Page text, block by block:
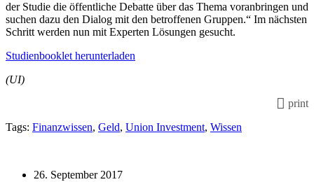
der Studie die öffentliche Debatte über das Thema voranbringen und
suchen dazu den Dialog mit den betroffenen Gruppen.“ Im nächsten
Schritt werden nun mit Experten Lösungen gesucht.
Studienbooklet herunterladen
(UI)
print
Tags: Finanzwissen, Geld, Union Investment, Wissen
26. September 2017